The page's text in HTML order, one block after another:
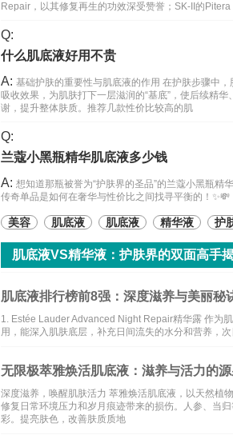
Repair，以其修复再生的功效深受赞誉；SK-II的
Q:
什么肌底液好用不贵
A: 基础护肤的重要性与肌底液的作用 在护肤步骤中
吸收效果，为肌肤打下一层滋润的“基底”，使后续精
谢，提升整体肤质。推荐几款性价比较高的肌
Q:
兰蔻小黑瓶精华肌底液多少钱
A: 想知道那瓶被誉为“护肤界的圣品”的兰蔻小黑瓶
传奇单品是如何在奢华与性价比之间找寻平衡的！✨💸
美容 肌底液 肌底液 精华液 护
肌底液VS精华液：护肤界的双面高手
肌底液排行榜前8强：深度滋养与美丽秘
1. Estée Lauder Advanced Night Repair精华露 作为
用，能深入肌肤底层，补充日间流失的水分和营养，
无限极萃雅焕活肌底液：滋养与活力的源
深度滋养，唤醒肌肤活力 萃雅焕活肌底液，以天然植
修复日常环境压力和岁月痕迹带来的损伤。人参、当
彩。提亮肤色，改善肤质质地